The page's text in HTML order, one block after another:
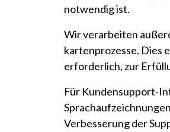
notwendig ist.
Wir verarbeiten
kartenprozesse. Dies
erforderlich, zur
Für Kundensupport-
Verbesserung der